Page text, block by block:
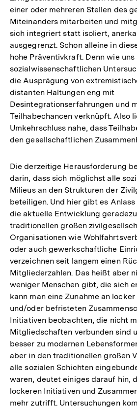
einer oder mehreren Stellen des
Miteinanders mitarbeiten und
sich integriert statt isoliert,
ausgegrenzt. Schon alleine in
hohe Präventivkraft. Denn wie uns
sozialwissenschaftlichen
die Ausprägung von
distanten Haltungen eng mit
Desintegrationserfahrungen und
Teilhabechancen verknüpft. Also
Umkehrschluss nahe, dass
den gesellschaftlichen
Die derzeitige Herausforderung
darin, dass sich möglichst alle
Milieus an den Strukturen der
beteiligen. Und hier gibt es
die aktuelle Entwicklung
traditionellen großen
Organisationen wie
oder auch gewerkschaftliche
verzeichnen seit langem einen
Mitgliederzahlen. Das heißt aber
weniger Menschen gibt, die sich
kann man eine Zunahme an
und/oder befristeten
Initiativen beobachten, die nicht
Mitgliedschaften verbunden sind
besser zu modernen
aber in den traditionellen großen
alle sozialen Schichten
waren, deutet einiges darauf hin,
lockeren Initiativen und
mehr zutrifft. Untersuchungen